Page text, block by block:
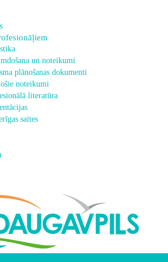
un noteikumi
plānošanas dokumenti
noteikumi
literatūra
saites